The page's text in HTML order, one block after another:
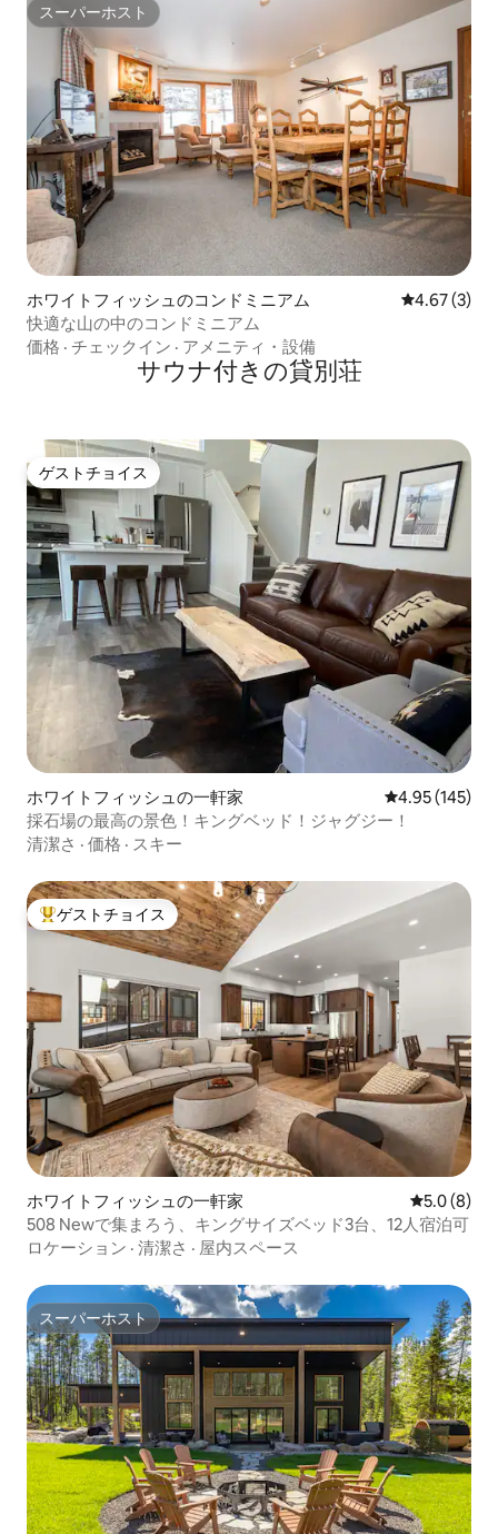
スーパーホスト
スーパーホスト
ホワイトフィッシュのコンドミニアム レビュー3
4.67 (3)
快適な山の中のコンドミニアム
価格 · チェックイン · アメニティ・設備
サウナ付きの貸別荘
ゲストチョイス
ゲストチョイス
ホワイトフィッシュの一軒家 レビュー145
4.95 (145)
採石場の最高の景色！キングベッド！ジャグジー！
清潔さ · 価格 · スキー
大好評のゲストチョイスです。
ゲストチョイス
ホワイトフィッシュの一軒家 レビュー8
5.0 (8)
508 Newで集まろう、キングサイズベッド3台、12人宿泊可
ロケーション · 清潔さ · 屋内スペース
スーパーホスト
スーパーホスト